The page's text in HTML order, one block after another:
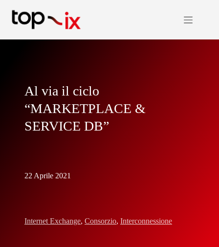
contenuto
Al via il ciclo
“MARKETPLACE &
SERVICE DB”
22 Aprile 2021
Internet Exchange, Consorzio, Interconnessione